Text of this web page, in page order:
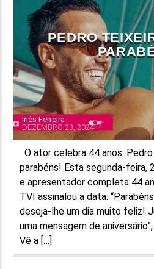
PEDRO
Inês Ferreira
DEZEMBRO 23, 2024
O ator celebra 44 anos.
parabéns! Esta segunda-feira,
e apresentador completa 44
TVI assinalou a data:
deseja-lhe um dia muito feliz!
uma mensagem de
Vê a […]